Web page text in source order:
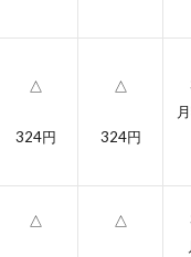
△
324円
△
324円
△ △